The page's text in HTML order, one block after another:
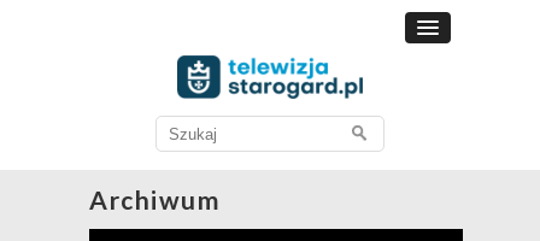
Search
for:
Archiwum